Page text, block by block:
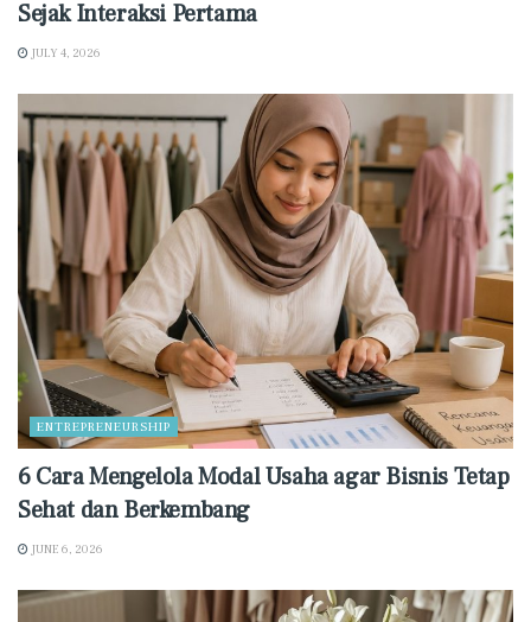
Sejak Interaksi Pertama
JULY 4, 2026
ENTREPRENEURSHIP
6 Cara Mengelola Modal Usaha agar Bisnis Tetap
Sehat dan Berkembang
JUNE 6, 2026